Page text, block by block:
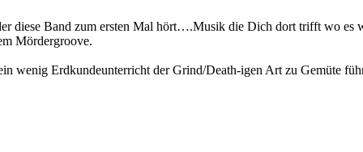
diese Band zum ersten Mal hört….Musik die Dich dort trifft wo
Mördergroove.
wenig Erdkundeunterricht der Grind/Death-igen Art zu Gemüte